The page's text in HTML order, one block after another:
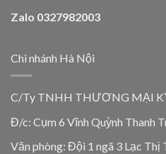
Zalo 0327982003
Chi nhánh Hà Nội
C/Ty TNHH THƯƠNG MẠI
Đ/c: Cụm 6 Vĩnh Quỳnh Thanh
Văn phòng: Đội 1 ngã 3 Lạc Thị